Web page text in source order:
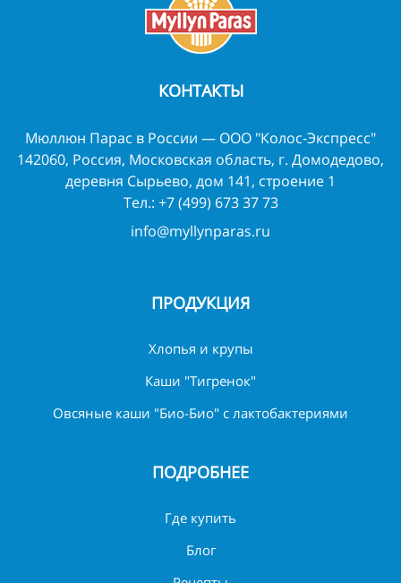
КОНТАКТЫ
Мюллюн Парас в России — ООО "Колос-Экспресс"
142060, Россия, Московская область, г. Домодедово,
деревня Сырьево, дом 141, строение 1
Тел.: +7 (499) 673 37 73
info@myllynparas.ru
ПРОДУКЦИЯ
Хлопья и крупы
Каши "Тигренок"
Овсяные каши "Био-Био" с лактобактериями
ПОДРОБНЕЕ
Где купить
Блог